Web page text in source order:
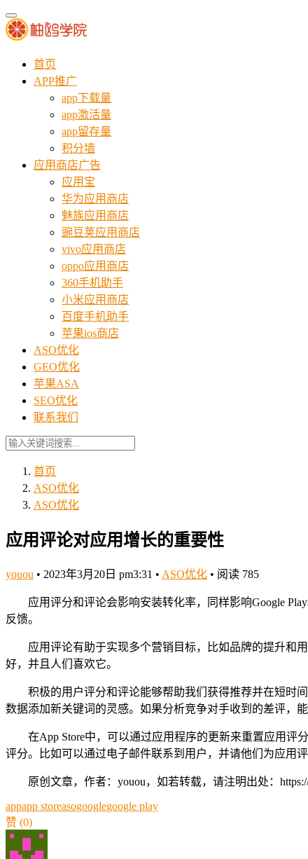
首页
APP推广
app下载量
app激活量
app留存量
积分墙
应用商店广告
应用宝
华为应用商店
魅族应用商店
豌豆荚应用商店
vivo应用商店
oppo应用商店
360手机助手
小米应用商店
百度手机助手
苹果ios商店
ASO优化
GEO优化
苹果ASA
SEO优化
联系我们
首页
ASO优化
ASO优化
应用评论对应用增长的重要性
youou • 2023年3月20日 pm3:31 • ASO优化 • 阅读 785
应用评分和评论会影响安装转化率，同样影响Google
反馈。
应用评论有助于实现多个营销目标，比如品牌的提升和
好，并且人们喜欢它。
积极的用户评分和评论能够帮助我们获得推荐并在短时
数据添加新关键词的灵感。如果分析竞争对手收到的差评，
在App Store中，可以通过应用程序的更新来重置应用
评分。比如可以通过电子邮件联系到用户，并请他们为应用
原创文章，作者：youou，如若转载，请注明出处：https://
appapp storeasogooglegoogle play
赞 (0)